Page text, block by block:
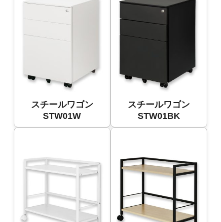
スチールワゴン
STW01W
スチールワゴン
STW01BK